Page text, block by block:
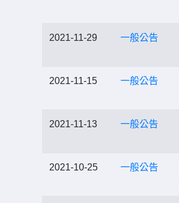
2021-11-29 一般公告
2021-11-15 一般公告
2021-11-13 一般公告
2021-10-25 一般公告